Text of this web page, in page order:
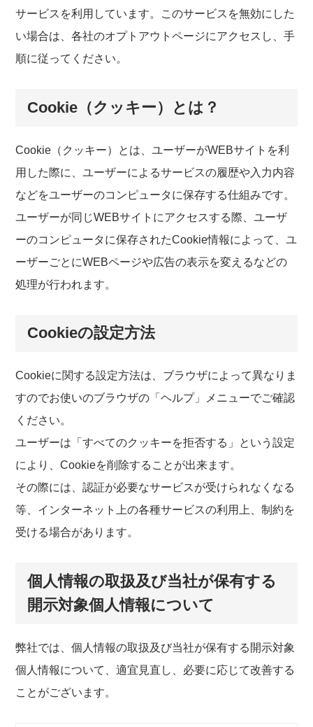
サービスを利用しています。このサービスを無効にした
い場合は、各社のオプトアウトページにアクセスし、手
順に従ってください。
Cookie（クッキー）とは？
Cookie（クッキー）とは、ユーザーがWEBサイトを利
用した際に、ユーザーによるサービスの履歴や入力内容
などをユーザーのコンピュータに保存する仕組みです。
ユーザーが同じWEBサイトにアクセスする際、ユーザ
ーのコンピュータに保存されたCookie情報によって、ユ
ーザーごとにWEBページや広告の表示を変えるなどの
処理が行われます。
Cookieの設定方法
Cookieに関する設定方法は、ブラウザによって異なりま
すのでお使いのブラウザの「ヘルプ」メニューでご確認
ください。
ユーザーは「すべてのクッキーを拒否する」という設定
により、Cookieを削除することが出来ます。
その際には、認証が必要なサービスが受けられなくなる
等、インターネット上の各種サービスの利用上、制約を
受ける場合があります。
個人情報の取扱及び当社が保有する
開示対象個人情報について
弊社では、個人情報の取扱及び当社が保有する開示対象
個人情報について、適宜見直し、必要に応じて改善する
ことがございます。